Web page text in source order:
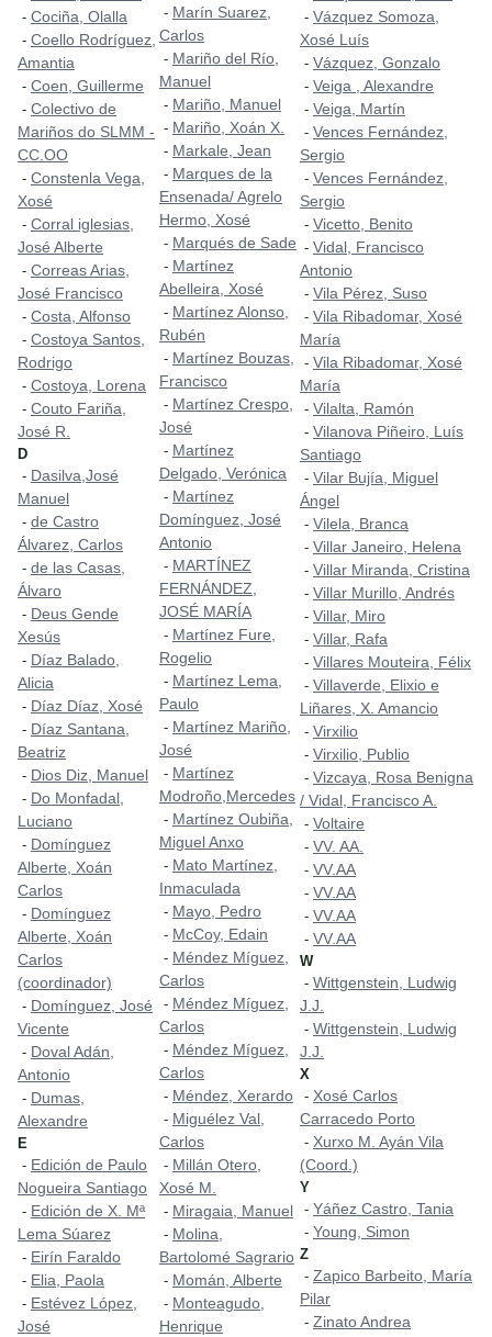
- Cociña, Olalla
- Coello Rodríguez,
Amantia
- Coen, Guillerme
- Colectivo de
Mariños do SLMM -
CC.OO
- Constenla Vega,
Xosé
- Corral iglesias,
José Alberte
- Correas Arias,
José Francisco
- Costa, Alfonso
- Costoya Santos,
Rodrigo
- Costoya, Lorena
- Couto Fariña,
José R.
D
- Dasilva,José
Manuel
- de Castro
Álvarez, Carlos
- de las Casas,
Álvaro
- Deus Gende
Xesús
- Díaz Balado,
Alicia
- Díaz Díaz, Xosé
- Díaz Santana,
Beatriz
- Dios Diz, Manuel
- Do Monfadal,
Luciano
- Domínguez
Alberte, Xoán
Carlos
- Domínguez
Alberte, Xoán
Carlos
(coordinador)
- Domínguez, José
Vicente
- Doval Adán,
Antonio
- Dumas,
Alexandre
E
- Edición de Paulo
Nogueira Santiago
- Edición de X. Mª
Lema Súarez
- Eirín Faraldo
- Elia, Paola
- Estévez López,
José
- Marín Suarez,
Carlos
- Mariño del Río,
Manuel
- Mariño, Manuel
- Mariño, Xoán X.
- Markale, Jean
- Marques de la
Ensenada/ Agrelo
Hermo, Xosé
- Marqués de Sade
- Martínez
Abelleira, Xosé
- Martínez Alonso,
Rubén
- Martínez Bouzas,
Francisco
- Martínez Crespo,
José
- Martínez
Delgado, Verónica
- Martínez
Domínguez, José
Antonio
- MARTÍNEZ
FERNÁNDEZ,
JOSÉ MARÍA
- Martínez Fure,
Rogelio
- Martínez Lema,
Paulo
- Martínez Mariño,
José
- Martínez
Modroño,Mercedes
- Martínez Oubiña,
Miguel Anxo
- Mato Martínez,
Inmaculada
- Mayo, Pedro
- McCoy, Edain
- Méndez Míguez,
Carlos
- Méndez Míguez,
Carlos
- Méndez Míguez,
Carlos
- Méndez, Xerardo
- Miguélez Val,
Carlos
- Millán Otero,
Xosé M.
- Miragaia, Manuel
- Molina,
Bartolomé Sagrario
- Momán, Alberte
- Monteagudo,
Henrique
- Vázquez Somoza,
Xosé Luís
- Vázquez, Gonzalo
- Veiga , Alexandre
- Veiga, Martín
- Vences Fernández,
Sergio
- Vences Fernández,
Sergio
- Vicetto, Benito
- Vidal, Francisco
Antonio
- Vila Pérez, Suso
- Vila Ribadomar, Xosé
María
- Vila Ribadomar, Xosé
María
- Vilalta, Ramón
- Vilanova Piñeiro, Luís
Santiago
- Vilar Bujía, Miguel
Ángel
- Vilela, Branca
- Villar Janeiro, Helena
- Villar Miranda, Cristina
- Villar Murillo, Andrés
- Villar, Miro
- Villar, Rafa
- Villares Mouteira, Félix
- Villaverde, Elixio e
Liñares, X. Amancio
- Virxilio
- Virxilio, Publio
- Vizcaya, Rosa Benigna
/ Vidal, Francisco A.
- Voltaire
- VV. AA.
- VV.AA
- VV.AA
- VV.AA
- VV.AA
W
- Wittgenstein, Ludwig
J.J.
- Wittgenstein, Ludwig
J.J.
X
- Xosé Carlos
Carracedo Porto
- Xurxo M. Ayán Vila
(Coord.)
Y
- Yáñez Castro, Tania
- Young, Simon
Z
- Zapico Barbeito, María
Pilar
- Zinato Andrea